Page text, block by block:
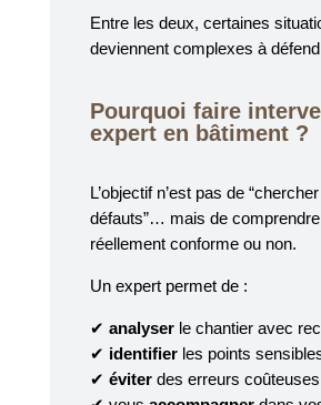
Entre les deux, certaines
deviennent complexes à
Pourquoi faire
expert en bâtiment ?
L’objectif n’est pas de
défauts”… mais de
réellement conforme ou non.
Un expert permet de :
✔ analyserle chantier avec
✔ identifierles points
✔ éviterdes erreurs coûteuses